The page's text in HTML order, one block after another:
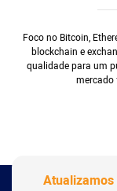
Foco no Bitcoin,
blockchain e
qualidade para um
mercado